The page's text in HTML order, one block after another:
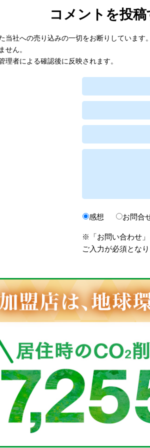
コメントを投稿
社への売り込みの一切をお断りしています。
せん。
者による確認後に反映されます。
感想 お問合
※「お問い合わせ
ご入力が必須とな